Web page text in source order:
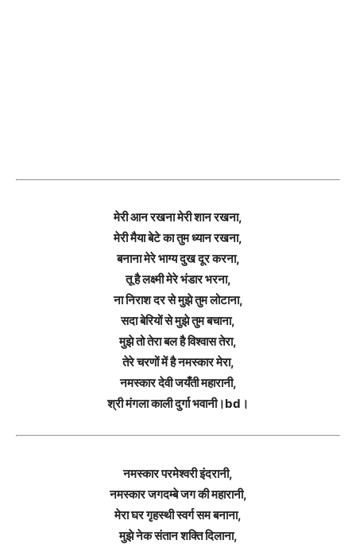
मेरी आन रखना मेरी शान रखना,
मेरी मैया बेटे का तुम ध्यान रखना,
बनाना मेरे भाग्य दुख दूर करना,
तू है लक्ष्मी मेरे भंडार भरना,
ना निराश दर से मुझे तुम लोटाना,
सदा बेरियों से मुझे तुम बचाना,
मुझे तो तेरा बल है विश्वास तेरा,
तेरे चरणों में है नमस्कार मेरा,
नमस्कार देवी जयँती महारानी,
श्री मंगला काली दुर्गा भवानी।bd।
नमस्कार परमेश्वरी इंदरानी,
नमस्कार जगदम्बे जग की महारानी,
मेरा घर गृहस्थी स्वर्ग सम बनाना,
मुझे नेक संतान शक्ति दिलाना,